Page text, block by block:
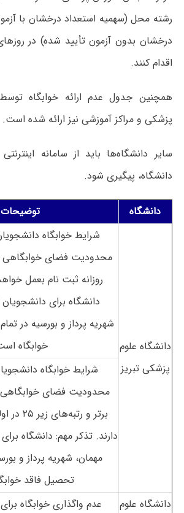
رشته محل (سهمیه استعداد درخشان با
اقدام کنند.
همچنین جدول عدم ارائه خوابگاه
پزشکی و مراکز آموزشی نیز ارائه شده است.
سایر دانشگاه‌ها باید از سامانه
دانشگاه، پیگیری شود.
دانشگاه توضیحات
دانشگاه علوم
پزشکی تبریز
شرایط خوابگاه
محدودیت فضای خوابگاهی
روزانه ثبت نام بعمل
دانشگاه برای دانشجویان
شهریه پرداز و بورسیه در
خوابگاه
شرایط خوابگاه
محدودیت فضای خوابگاهی
برتر و
دارند. تذکر مهم: دانشگاه
مهمان، شهریه پرداز و
تحصیل فاقد
دانشگاه علوم
عدم واگذاری خوابگاه